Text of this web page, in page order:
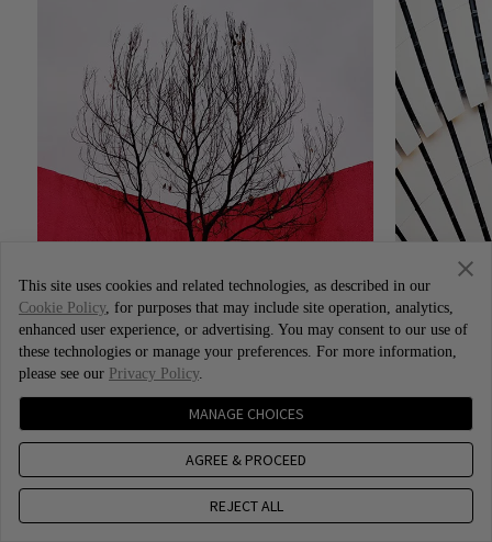
Photo by Xiao Bei
This site uses cookies and related technologies, as described in our
Cookie Policy, for purposes that may include site operation, analytics,
enhanced user experience, or advertising. You may consent to our use of
these technologies or manage your preferences. For more information,
please see our Privacy Policy.
MANAGE CHOICES
AGREE & PROCEED
REJECT ALL